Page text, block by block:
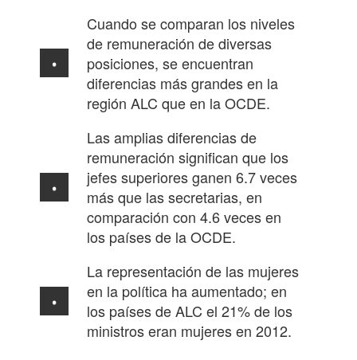
Cuando se comparan los niveles
de remuneración de diversas
posiciones, se encuentran
diferencias más grandes en la
región ALC que en la OCDE.
Las amplias diferencias de
remuneración significan que los
jefes superiores ganen 6.7 veces
más que las secretarias, en
comparación con 4.6 veces en
los países de la OCDE.
La representación de las mujeres
en la política ha aumentado; en
los países de ALC el 21% de los
ministros eran mujeres en 2012.